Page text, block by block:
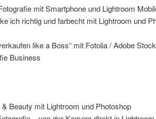
mit Smartphone und Lightroom
ich richtig und farbecht mit Lightroom und
like a Boss“ mit Fotolia / Adobe Stock
Business
Beauty mit Lightroom und Photoshop